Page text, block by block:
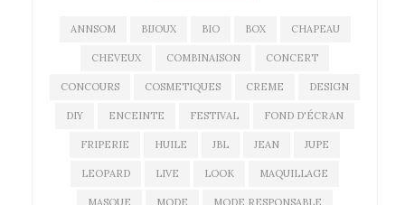
ANNSOM BIJOUX BIO BOX CHAPEAU
CHEVEUX COMBINAISON CONCERT
CONCOURS COSMETIQUES CREME DESIGN
DIY ENCEINTE FESTIVAL FOND D'ÉCRAN
FRIPERIE HUILE JBL JEAN JUPE
LEOPARD LIVE LOOK MAQUILLAGE
MASQUE MODE MODE RESPONSABLE